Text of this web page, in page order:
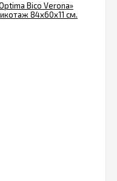
Bico Verona»
84х60х11 см.